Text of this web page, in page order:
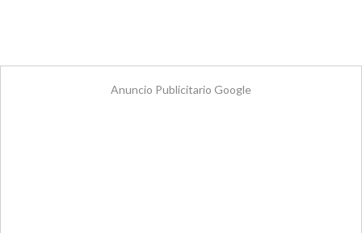
Anuncio Publicitario Google